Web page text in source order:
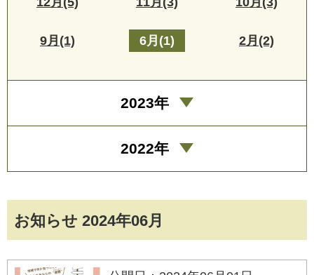
お知らせ 2024年06月
9月(1) 6月(1) 2月(2)
2023年
2022年